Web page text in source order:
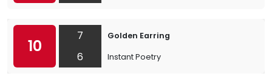
10
7
6
Golden Earring
Instant Poetry